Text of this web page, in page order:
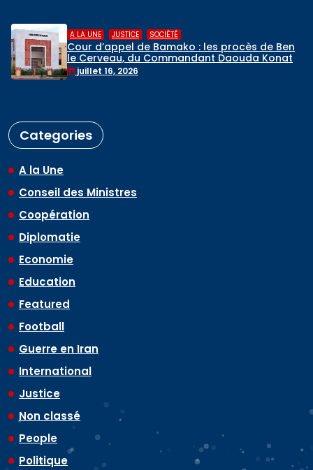
procès de Ben
Daouda Konaté
A LA UNE
Hadj 2026 : départ du
de pèlerins maliens vers
Categories
A la Une
Conseil des Ministres
Coopération
Diplomatie
Economie
Education
Featured
Football
Guerre en Iran
International
Justice
Non classé
People
Politique